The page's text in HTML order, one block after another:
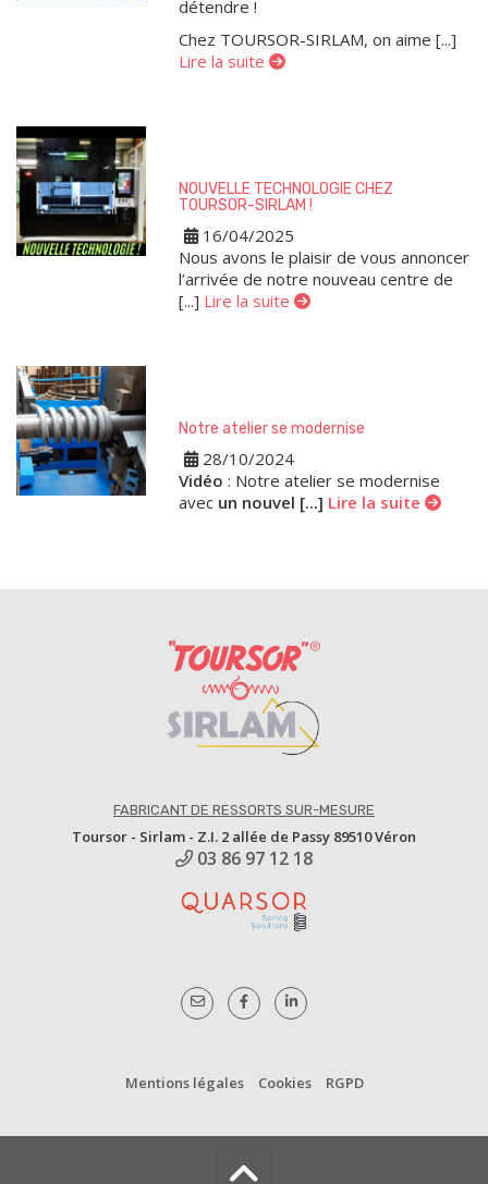
détendre !
Chez TOURSOR-SIRLAM, on aime [...]
Lire la suite
NOUVELLE TECHNOLOGIE CHEZ
TOURSOR-SIRLAM !
16/04/2025
Nous avons le plaisir de vous annoncer
l’arrivée de notre nouveau centre de
[...] Lire la suite
Notre atelier se modernise
28/10/2024
Vidéo : Notre atelier se modernise
avec un nouvel [...] Lire la suite
FABRICANT DE RESSORTS SUR-MESURE
Toursor - Sirlam - Z.I. 2 allée de Passy 89510 Véron
03 86 97 12 18
Mentions légales Cookies RGPD